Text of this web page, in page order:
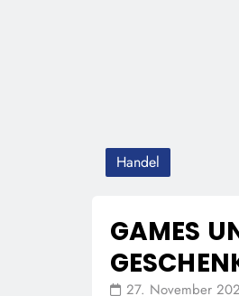
Handel
GAMES
27. November